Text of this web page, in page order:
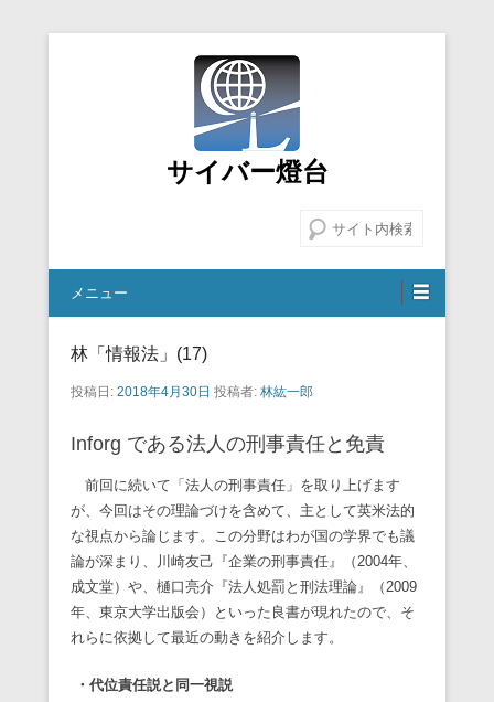
サイバー燈台
メニュー
林「情報法」(17)
投稿日: 2018年4月30日 投稿者: 林紘一郎
Inforg である法人の刑事責任と免責
前回に続いて「法人の刑事責任」を取り上げます
が、今回はその理論づけを含めて、主として英米法的
な視点から論じます。この分野はわが国の学界でも議
論が深まり、川崎友己『企業の刑事責任』（2004年、
成文堂）や、樋口亮介『法人処罰と刑法理論』（2009
年、東京大学出版会）といった良書が現れたので、そ
れらに依拠して最近の動きを紹介します。
・代位責任説と同一視説